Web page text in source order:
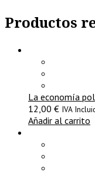
Productos
La economía
12,00 € IVA
Añadir al carrito